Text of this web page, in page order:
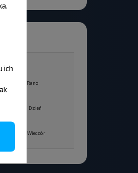
Rano
Dzień
Wieczór
ich